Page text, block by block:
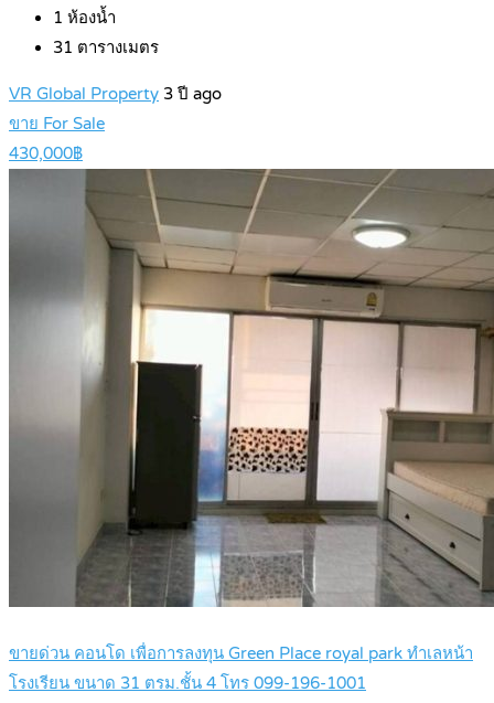
1 ห้องน้ำ
31 ตารางเมตร
VR Global Property 3 ปี ago
ขาย For Sale
430,000฿
ขายด่วน คอนโด เพื่อการลงทุน Green Place royal park ทำเลหน้า
โรงเรียน ขนาด 31 ตรม.ชั้น 4 โทร 099-196-1001